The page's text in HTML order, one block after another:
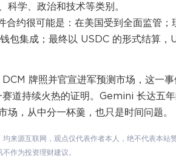
科学、政治和技术等类别。
合约很可能是：在美国受到全面监管
包集成；最终以 USDC 的形式结算，
牌照并官宣进军预测市场，这一事
赛道持续火热的证明。Gemini 长达五
场，从中分一杯羹，也只是时间问题。
来源互联网，观点仅代表作者本人，绝不代表本站
作为投资理财建议。